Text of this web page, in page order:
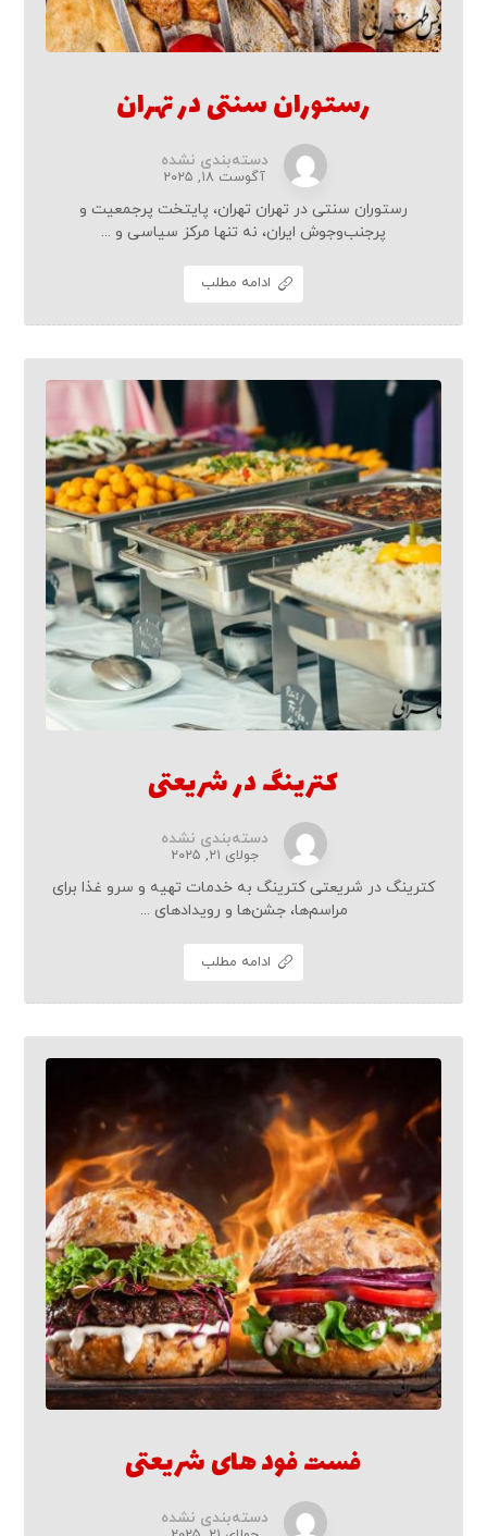
رستوران سنتی در تهران
دسته‌بندی نشده
آگوست ۱۸, ۲۰۲۵
رستوران سنتی در تهران تهران، پایتخت پرجمعیت و
پرجنب‌وجوش ایران، نه تنها مرکز سیاسی و ...
ادامه مطلب
کترینگ در شریعتی
دسته‌بندی نشده
جولای ۲۱, ۲۰۲۵
کترینگ در شریعتی کترینگ به خدمات تهیه و سرو غذا برای
مراسم‌ها، جشن‌ها و رویدادهای ...
ادامه مطلب
فست فود های شریعتی
دسته‌بندی نشده